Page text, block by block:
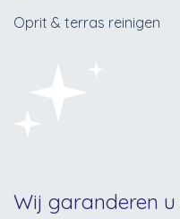
Oprit & terras reinigen
Wij garanderen